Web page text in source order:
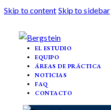
Skip to content Skip to sidebar
EL ESTUDIO
EQUIPO
ÁREAS DE PRÁCTICA
NOTICIAS
FAQ
CONTACTO